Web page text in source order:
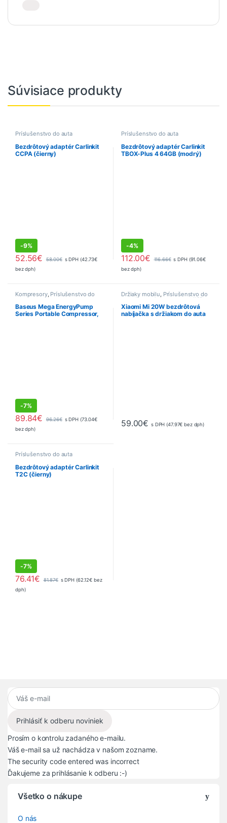
Súvisiace produkty
Príslušenstvo do auta
Bezdrôtový adaptér Carlinkit
CCPA (čierny)
-9%
52.56€ 58.00€ s DPH (42.73€
bez dph)
Príslušenstvo do auta
Bezdrôtový adaptér Carlinkit
TBOX-Plus 4 64GB (modrý)
-4%
112.00€ 116.66€ s DPH (91.06€
bez dph)
Kompresory, Príslušenstvo do
Baseus Mega EnergyPump
Series Portable Compressor,
-7%
89.84€ 96.26€ s DPH (73.04€
bez dph)
Držiaky mobilu Príslušenstvo do
Transmittery, autonabijáčky,
BT receivre,Výpredaj
Xiaomi Mi 20W bezdrôtová
nabíjačka s držiakom do auta
59.00€ s DPH (47.97€ bez dph)
Príslušenstvo do auta
Bezdrôtový adaptér Carlinkit
T2C (čierny)
-7%
76.41€ 81.87€ s DPH (62.12€bez
dph)
Prosím o kontrolu zadaného e-mailu.
Váš e-mail sa už nachádza v našom zozname.
The security code entered was incorrect
Ďakujeme za prihlásanie k odberu :-)
Všetko o nákupe
O nás